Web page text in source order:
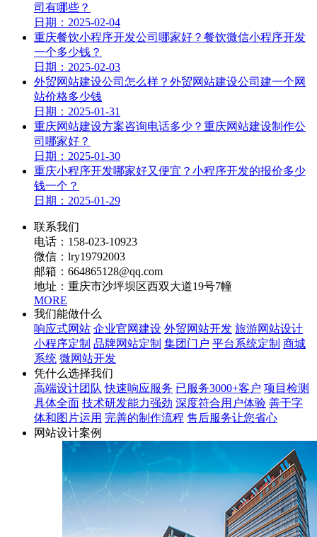
司有哪些？
日期：2025-02-04
重庆餐饮小程序开发公司哪家好？餐饮微信小程序开发
一个多少钱？
日期：2025-02-03
外贸网站建设公司怎么样？外贸网站建设公司建一个网
站价格多少钱
日期：2025-01-31
重庆网站建设方案咨询电话多少？重庆网站建设制作公
司哪家好？
日期：2025-01-30
重庆小程序开发哪家好又便宜？小程序开发的报价多少
钱一个？
日期：2025-01-29
联系我们
电话：158-023-10923
微信：lry19792003
邮箱：664865128@qq.com
地址：重庆市沙坪坝区西双大道19号7幢
MORE
我们能做什么
响应式网站 企业官网建设 外贸网站开发 旅游网站设计
小程序定制 品牌网站定制 集团门户 平台系统定制 商城
系统 微网站开发
凭什么选择我们
高端设计团队 快速响应服务 已服务3000+客户 项目检测
具体全面 技术研发能力强劲 深度符合用户体验 善于字
体和图片运用 完善的制作流程 售后服务让您省心
网站设计案例